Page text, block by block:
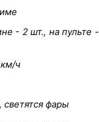
- 2 шт., на пульте -
ч
фары